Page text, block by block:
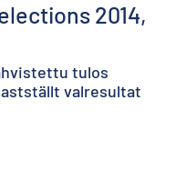
2014,
tulos
valresultat